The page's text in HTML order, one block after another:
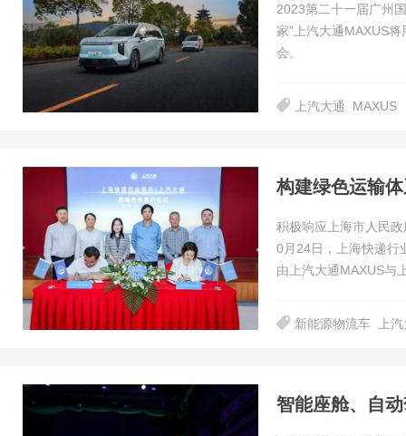
2023第二十一届广州
家”上汽大通MAXUS
会。
上汽大通 MAXUS
积极响应上海市人民
0月24日，上海快递行
由上汽大通MAXUS与
新能源物流车 上